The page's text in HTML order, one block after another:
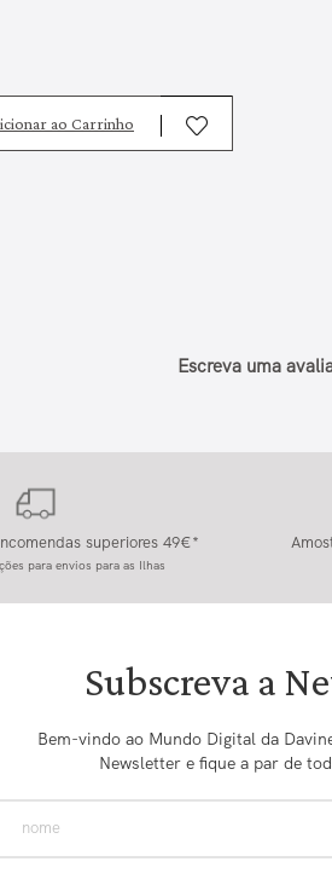
ao Carrinho
Escreva uma
superiores 49€*
para envios para as Ilhas
Subscreva a
Bem-vindo ao Mundo Digital da
Newsletter e fique a par de